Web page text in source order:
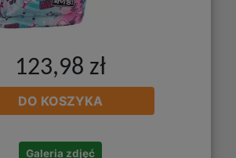
123,98 zł
DO KOSZYKA
Galeria zdjęć